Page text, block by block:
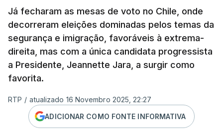
Já fecharam as mesas de voto no Chile, onde
decorreram eleições dominadas pelos temas da
segurança e imigração, favoráveis à extrema-
direita, mas com a única candidata progressista
a Presidente, Jeannette Jara, a surgir como
favorita.
RTP / atualizado 16 Novembro 2025, 22:27
ADICIONAR COMO FONTE INFORMATIVA